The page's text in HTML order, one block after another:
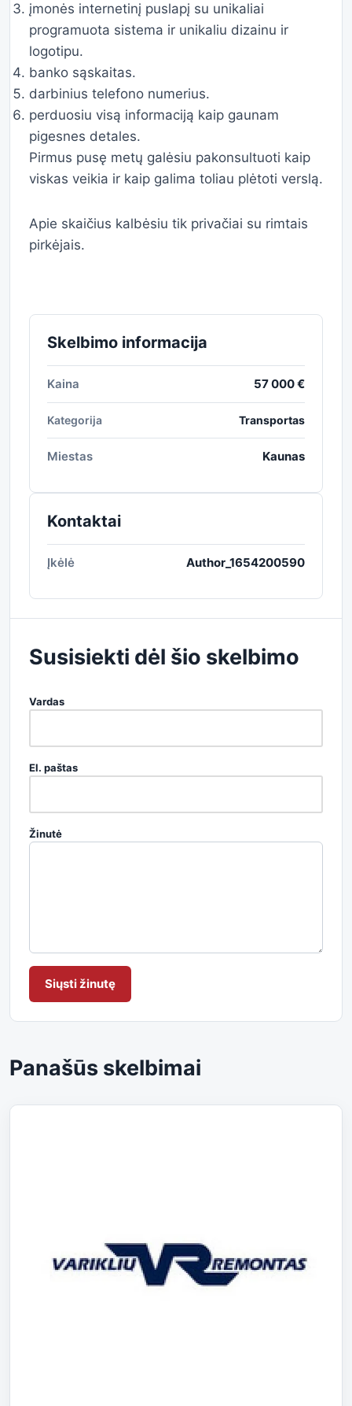
įmonės internetinį puslapį su unikaliai
programuota sistema ir unikaliu dizainu ir
logotipu.
banko sąskaitas.
darbinius telefono numerius.
perduosiu visą informaciją kaip gaunam
pigesnes detales.
Pirmus pusę metų galėsiu pakonsultuoti kaip
viskas veikia ir kaip galima toliau plėtoti verslą.
Apie skaičius kalbėsiu tik privačiai su rimtais
pirkėjais.
Skelbimo informacija
Kaina 57 000 €
Kategorija Transportas
Miestas Kaunas
Kontaktai
Įkėlė Author_1654200590
Susisiekti dėl šio skelbimo
Vardas
El. paštas
Žinutė
Siųsti žinutę
Panašūs skelbimai